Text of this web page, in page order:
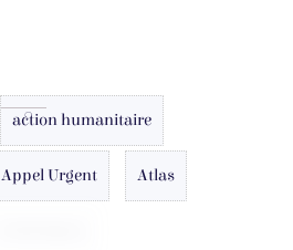
action humanitaire
Appel Urgent Atlas